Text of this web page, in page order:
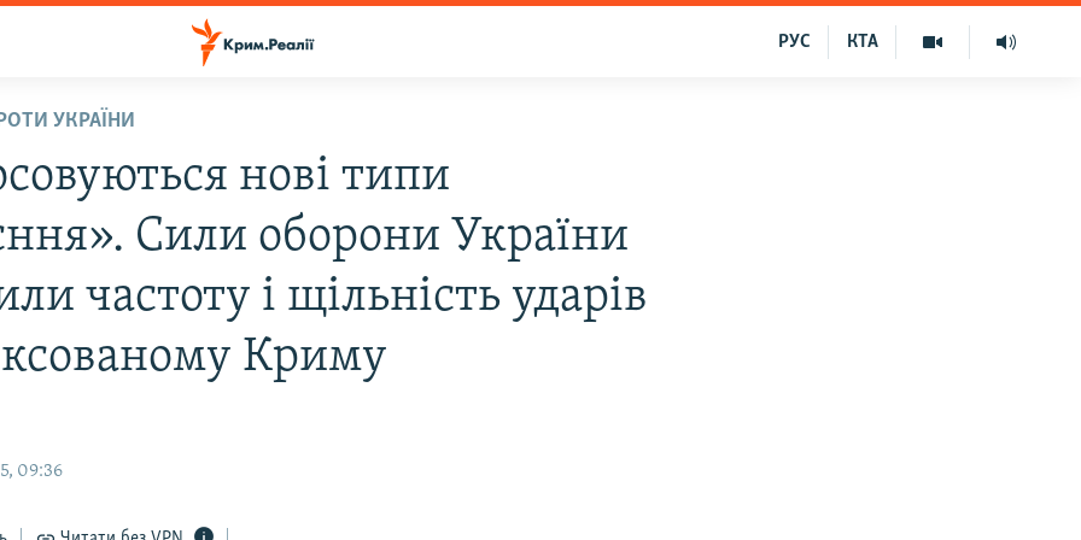
КТА
РУС
УКРАЇНИ
нові типи
Сили оборони України
частоту і щільність ударів
Криму
09:36